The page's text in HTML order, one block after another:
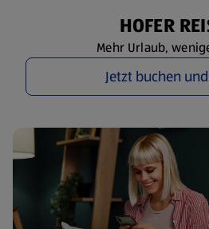
HOFER
Mehr Urlaub,
Jetzt buchen